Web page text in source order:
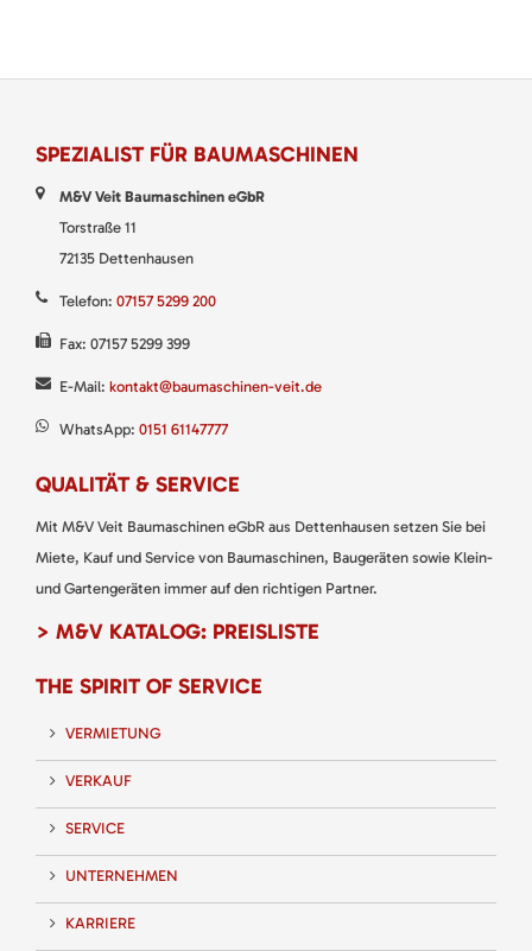
SPEZIALIST FÜR BAUMASCHINEN
M&V Veit Baumaschinen eGbR
Torstraße 11
72135 Dettenhausen
Telefon: 07157 5299 200
Fax: 07157 5299 399
E-Mail: kontakt@baumaschinen-veit.de
WhatsApp: 0151 61147777
QUALITÄT & SERVICE
Mit M&V Veit Baumaschinen eGbR aus Dettenhausen setzen Sie bei
Miete, Kauf und Service von Baumaschinen, Baugeräten sowie Klein-
und Gartengeräten immer auf den richtigen Partner.
> M&V KATALOG: PREISLISTE
THE SPIRIT OF SERVICE
VERMIETUNG
VERKAUF
SERVICE
UNTERNEHMEN
KARRIERE